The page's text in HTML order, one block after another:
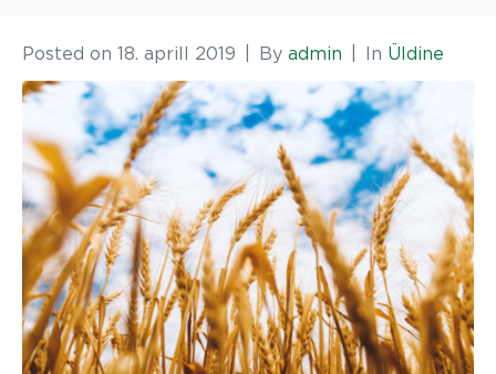
Posted on 18. aprill 2019 By admin In Üldine